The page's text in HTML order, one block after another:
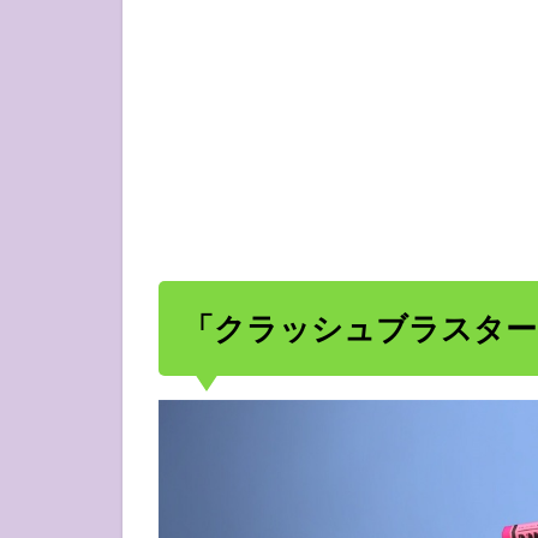
「クラッシュブラスタ